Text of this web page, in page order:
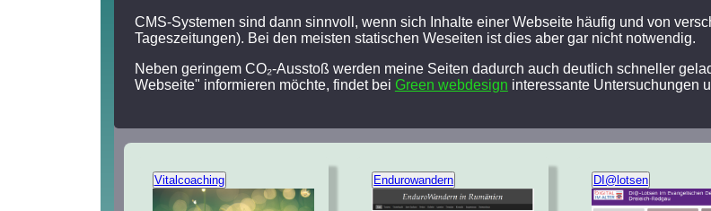
CMS-Systemen sind dann sinnvoll, wenn sich Inhalte einer Webseite häufig und von
Tageszeitungen). Bei den meisten statischen Weseiten ist dies aber gar nicht notwendig.
Neben geringem CO₂-Ausstoß werden meine Seiten dadurch auch deutlich schneller
Webseite" informieren möchte, findet bei Green webdesign interessante Untersuchungen
Vitalcoaching Endurowandern DI@lotsen